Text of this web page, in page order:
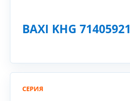
BAXI KHG 71405921
СЕРИЯ